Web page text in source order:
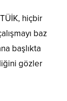
hiçbir
baz
başlıkta
gözler